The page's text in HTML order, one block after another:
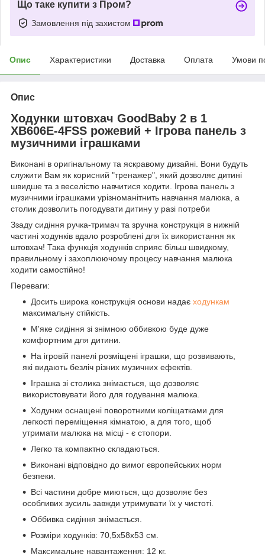
Що таке купити з Пром?
Замовлення під захистом
Опис Характеристики Доставка Оплата Умови
Опис
Ходунки штовхач GoodBaby 2 в 1
XB606E-4FSS рожевий + Ігрова панель з
музичними іграшками
Виконані в оригінальному та яскравому дизайні. Вони будуть
служити Вам як корисний "тренажер", який дозволяє дитині
швидше та з веселістю навчитися ходити. Ігрова панель з
музичними іграшками урізноманітнить навчання малюка, а
столик дозволить погодувати дитину у разі потреби
Ззаду сидіння ручка-тримач та зручна конструкція в нижній
частині ходунків вдало розроблені для їх використання як
штовхач! Така функція ходунків сприяє більш швидкому,
правильному і захоплюючому процесу навчання малюка
ходити самостійно!
Переваги:
Досить широка конструкція основи надає ходункам
максимальну стійкість.
М'яке сидіння зі знімною оббивкою буде дуже
комфортним для дитини.
На ігровій панелі розміщені іграшки, що розвивають,
які видають безліч різних музичних ефектів.
Іграшка зі столика знімається, що дозволяє
використовувати його для годування малюка.
Ходунки оснащені поворотними коліщатками для
легкості переміщення кімнатою, а для того, щоб
утримати малюка на місці - є стопори.
Легко та компактно складаються.
Виконані відповідно до вимог європейських норм
безпеки.
Всі частини добре миються, що дозволяє без
особливих зусиль завжди утримувати їх у чистоті.
Оббивка сидіння знімається.
Розміри ходунків: 70,5х58х53 см.
Максимальне навантаження: 12 кг.